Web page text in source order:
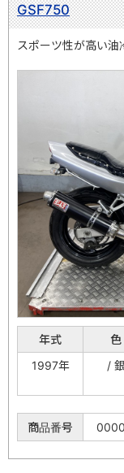
GSF750
スポーツ性が高い油
年式 色
1997年
/ 銀
商品番号